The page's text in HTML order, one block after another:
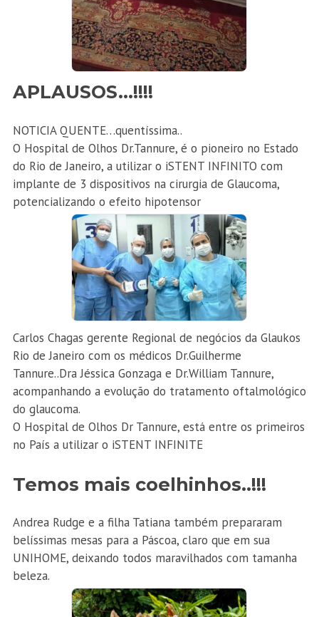
APLAUSOS…!!!!
NOTICIA QUENTE…quentíssima..
O Hospital de Olhos Dr.Tannure, é o pioneiro no Estado
do Rio de Janeiro, a utilizar o iSTENT INFINITO com
implante de 3 dispositivos na cirurgia de Glaucoma,
potencializando o efeito hipotensor
Carlos Chagas gerente Regional de negócios da Glaukos
Rio de Janeiro com os médicos Dr.Guilherme
Tannure..Dra Jéssica Gonzaga e Dr.William Tannure,
acompanhando a evolução do tratamento oftalmológico
do glaucoma.
O Hospital de Olhos Dr Tannure, está entre os primeiros
no País a utilizar o iSTENT INFINITE
Temos mais coelhinhos..!!!
Andrea Rudge e a filha Tatiana também prepararam
belíssimas mesas para a Páscoa, claro que em sua
UNIHOME, deixando todos maravilhados com tamanha
beleza.